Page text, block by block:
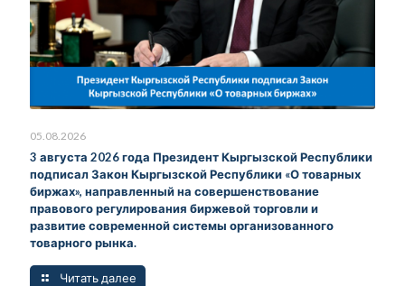
05.08.2026
3 августа 2026 года Президент Кыргызской Республики
подписал Закон Кыргызской Республики «О товарных
биржах», направленный на совершенствование
правового регулирования биржевой торговли и
развитие современной системы организованного
товарного рынка.
Читать далее